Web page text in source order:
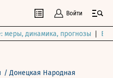
Войти
меры, динамика, прогнозы
/Донецкая Народная